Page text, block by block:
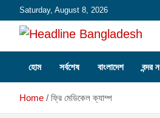
to
content
Saturday, August 8, 2026
Headline
হোম
সর্বশেষ বাংলাদেশ বন্দর
Home ফ্রি মেডিকেল ক্যাম্প